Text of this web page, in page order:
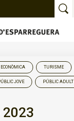
ECONÒMICA TURISME
JOVE PÚBLIC ADULT